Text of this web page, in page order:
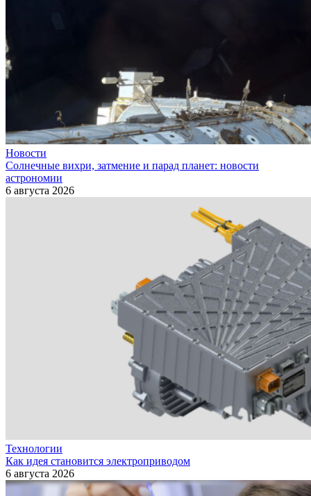
Новости
Солнечные вихри, затмение и парад планет: новости
астрономии
6 августа 2026
Технологии
Как идея становится электроприводом
6 августа 2026